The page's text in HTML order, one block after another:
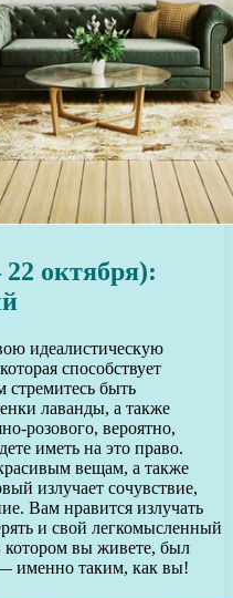
октября):
идеалистическую
способствует
стремитесь быть
лаванды, а также
розового, вероятно,
иметь на это право.
вещам, а также
излучает сочувствие,
Вам нравится излучать
и свой легкомысленный
котором вы живете, был
именно таким, как вы!